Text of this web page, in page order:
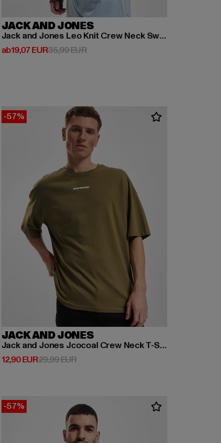
JACK AND JONES
Jack and Jones Leo Knit Crew Neck Sweatshirt Dusty
ab19,07 EUR
Derzeitiger Preis: ab 19,07 EUR
35,99 EURAktionspreis: 35,99 EUR
-57%
JACK AND JONES
Jack and Jones Jcocoal Crew Neck T-Shirt
12,90 EUR
Derzeitiger Preis: 12,90 EUR
29,99 EURAktionspreis: 29,99 EUR
-57%